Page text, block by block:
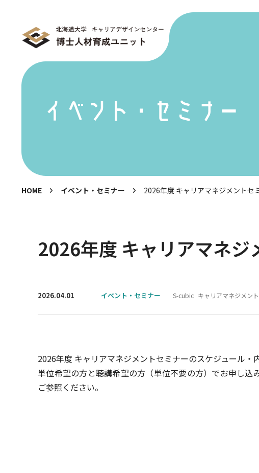
イベント・セミナー
HOME イベント・セミナー 2026年度 キャリアマネジメントセ
2026年度 キャリアマネジ
2026.04.01 イベント・セミナー S-cubic キャリアマネジメント
2026年度 キャリアマネジメントセミナーのスケジュール・
単位希望の方と聴講希望の方（単位不要の方）でお申し込
ご参照ください。